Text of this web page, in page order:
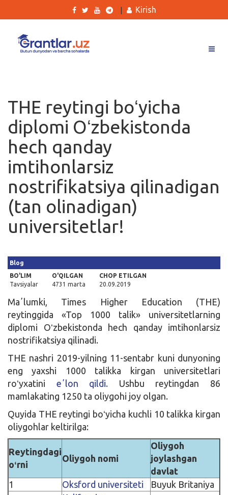
Ishlar
Kurslar
Blog
Yana
Qidirish
Kirish
THE reytingi boʻyicha
diplomi Oʻzbekistonda
hech qanday
imtihonlarsiz
nostrifikatsiya qilinadigan
(tan olinadigan)
universitetlar!
Blog
BO'LIM
Tavsiyalar
O'QILGAN
4731 marta
CHOP ETILGAN
20.09.2019
Maʼlumki, Times Higher Education (THE)
reytinggida «Top 1000 talik» universitetlarning
diplomi Oʻzbekistonda hech qanday imtihonlarsiz
nostrifikatsiya qilinadi.
THE nashri 2019-yilning 11-sentabr kuni dunyoning
eng yaxshi 1000 talikka kirgan universitetlari
roʻyxatini eʼlon qildi. Ushbu reytingdan 86
mamlakating 1250 ta oliygohi joy olgan.
Quyida THE reytingi boʻyicha kuchli 10 talikka kirgan
oliygohlar keltirilga:
Reytingdagi
oʻrni
Oliygoh nomi
Oliygoh
joylashgan
davlat
1
Oksford universiteti
Buyuk Britaniya